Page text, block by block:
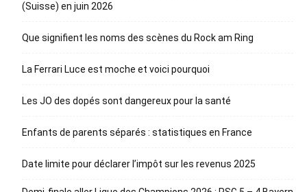
(Suisse) en juin 2026
Que signifient les noms des scènes du Rock am Ring
La Ferrari Luce est moche et voici pourquoi
Les JO des dopés sont dangereux pour la santé
Enfants de parents séparés : statistiques en France
Date limite pour déclarer l’impôt sur les revenus 2025